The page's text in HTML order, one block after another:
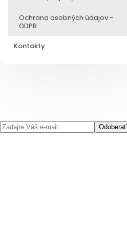
Ochrana osobných údajov -
GDPR
Kontakty
Odoberať